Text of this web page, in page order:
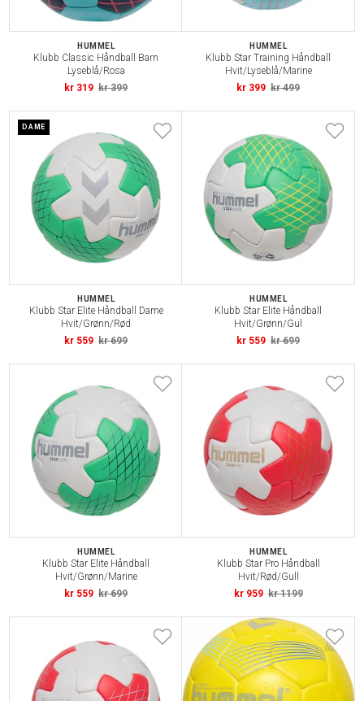
HUMMEL
Klubb Classic Håndball Barn
Lyseblå/Rosa
kr 319 kr 399
HUMMEL
Klubb Star Training Håndball
Hvit/Lyseblå/Marine
kr 399 kr 499
DAME
HUMMEL
Klubb Star Elite Håndball Dame
Hvit/Grønn/Rød
kr 559 kr 699
HUMMEL
Klubb Star Elite Håndball
Hvit/Grønn/Gul
kr 559 kr 699
HUMMEL
Klubb Star Elite Håndball
Hvit/Grønn/Marine
kr 559 kr 699
HUMMEL
Klubb Star Pro Håndball
Hvit/Rød/Gull
kr 959 kr 1199